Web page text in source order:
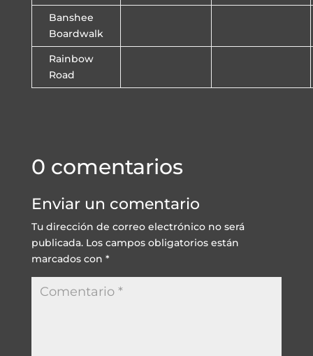
Banshee
Boardwalk
Rainbow
Road
0 comentarios
Enviar un comentario
Tu dirección de correo electrónico no será
publicada. Los campos obligatorios están
marcados con *